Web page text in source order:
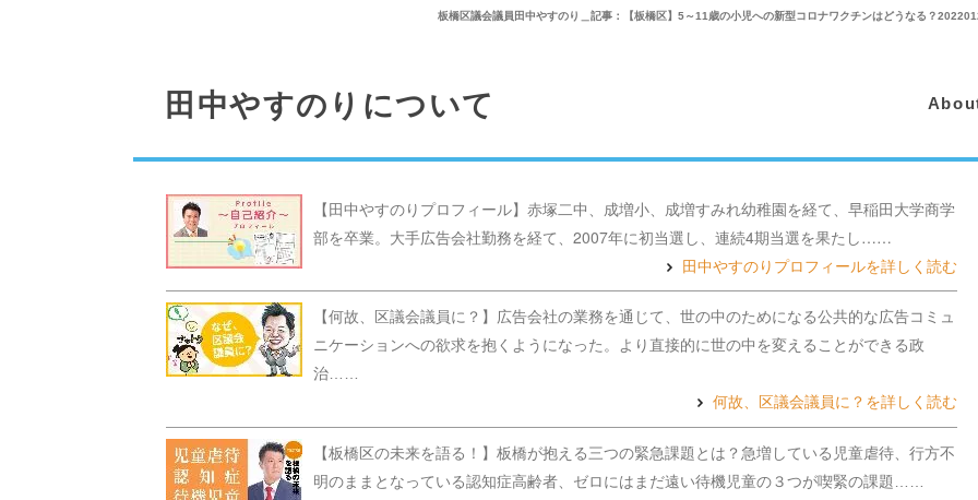
板橋区議会議員田中やすのり＿記事：【板橋区】5～11歳の小児への新型コロナワクチンはどうなる？
田中やすのりについて
【田中やすのりプロフィール】赤塚二中、成増小、成増すみれ幼稚園を経て、早稲田大学商学
部を卒業。大手広告会社勤務を経て、2007年に初当選し、連続4期当選を果たし……
田中やすのりプロフィールを詳しく読む
【何故、区議会議員に？】広告会社の業務を通じて、世の中のためになる公共的な広告コミュ
ニケーションへの欲求を抱くようになった。より直接的に世の中を変えることができる政
治……
何故、区議会議員に？を詳しく読む
【板橋区の未来を語る！】板橋が抱える三つの緊急課題とは？急増している児童虐待、行方不
明のままとなっている認知症高齢者、ゼロにはまだ遠い待機児童の３つが喫緊の課題……